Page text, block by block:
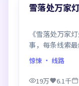
热门
雪落处万家
《雪落处万家
事，每条线索
进、信息密度
惊悚 · 线路
19万 6.1千